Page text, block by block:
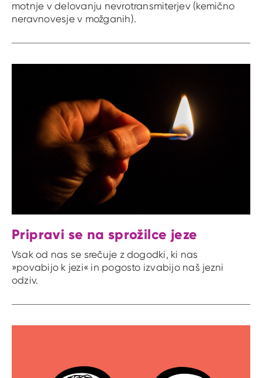
motnje v delovanju nevrotransmiterjev (kemično
neravnovesje v možganih).
Pripravi se na sprožilce jeze
Vsak od nas se srečuje z dogodki, ki nas
»povabijo k jezi« in pogosto izvabijo naš jezni
odziv.